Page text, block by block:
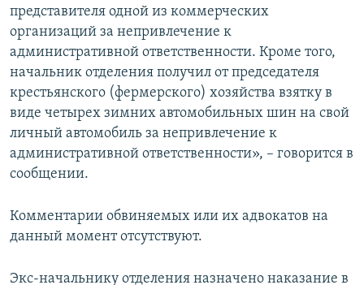
представителя одной из коммерческих
организаций за непривлечение к
административной ответственности. Кроме того,
начальник отделения получил от председателя
крестьянского (фермерского) хозяйства взятку в
виде четырех зимних автомобильных шин на свой
личный автомобиль за непривлечение к
административной ответственности», – говорится в
сообщении.
Комментарии обвиняемых или их адвокатов на
данный момент отсутствуют.
Экс-начальнику отделения назначено наказание в